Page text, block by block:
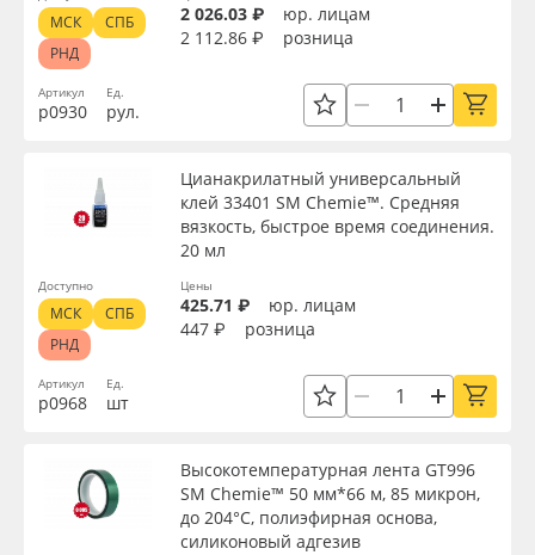
Артикул
р0930
Ед.
рул.
2 026.03 ₽
юр. лицам
2 112.86 ₽
розница
МСК
СПБ
РНД
Артикул
р0968
Цианакрилатный универсальный
клей 33401 SM Chemie™. Средняя
вязкость, быстрое время соединения.
20 мл
Ед.
шт
Цены
425.71 ₽
юр. лицам
447 ₽
розница
Доступно
МСК
СПБ
РНД
Высокотемпературная лента GT996
SM Chemie™ 50 мм*66 м, 85 микрон,
до 204°C, полиэфирная основа,
силиконовый адгезив